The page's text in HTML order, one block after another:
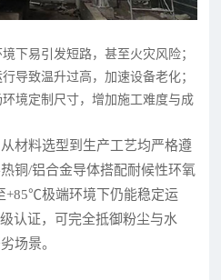
下易引发短路，甚至火灾风险；
导致温升过高，加速设备老化；
境定制尺寸，增加施工难度与成
材料选型到生产工艺均严格遵
铜/铝合金导体搭配耐候性环氧
极端环境下仍能稳定运
认证，可完全抵御粉尘与水
场景。